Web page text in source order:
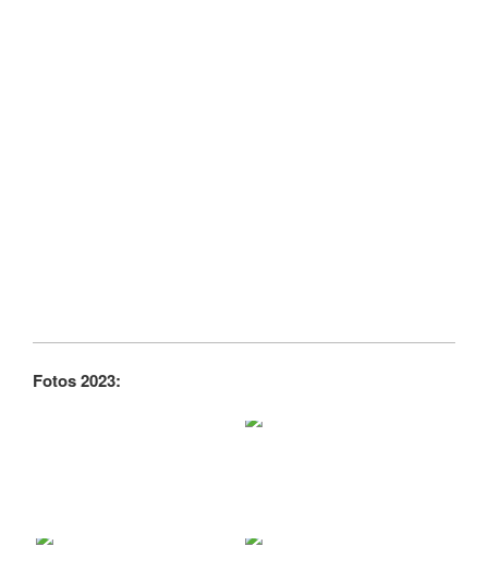
Fotos 2023: